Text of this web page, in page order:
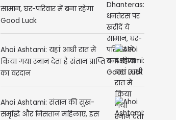
सामान, घर-परिवार में बना रहेगा
Good Luck
Ahoi Ashtami: यहां आधी रात में
किया गया स्नान देता है संतान प्राप्ति
का वरदान
Ahoi Ashtami: संतान की सुख-
समृद्धि और निसंतान महिलाएं, इस